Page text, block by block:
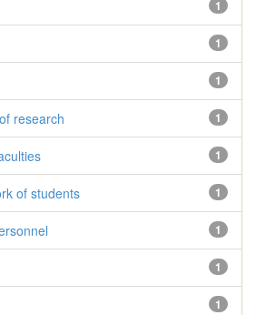
1
1
1
1
research
1
1
of students
1
1
1